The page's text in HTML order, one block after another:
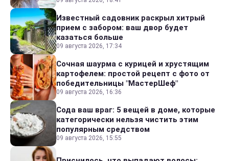
Известный садовник раскрыл хитрый
прием с забором: ваш двор будет
казаться больше
09 августа 2026, 17:34
Сочная шаурма с курицей и хрустящим
картофелем: простой рецепт с фото от
победительницы "МастерШеф"
09 августа 2026, 16:36
Сода ваш враг: 5 вещей в доме, которые
категорически нельзя чистить этим
популярным средством
09 августа 2026, 15:55